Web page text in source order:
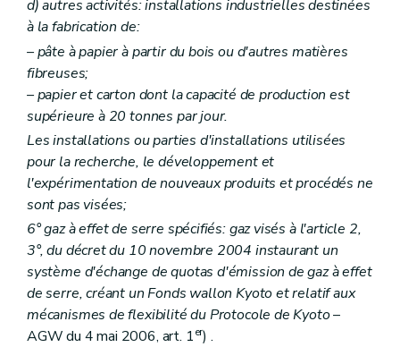
Art. 233
Art. 234
Art. 235
Art. 236
Art. 238
Art. 239
Art. 240
Art. 241
Art. 242
Art. 243
Art. 244
Art. 245
Art. 246
Art. 247
Art. 248
Art. 249
Art. 250
Art. 251
Art. 252
d) autres activités: installations industrielles destinées
à la fabrication de:
– pâte à papier à partir du bois ou d'autres matières
fibreuses;
– papier et carton dont la capacité de production est
supérieure à 20 tonnes par jour.
Les installations ou parties d'installations utilisées
pour la recherche, le développement et
l'expérimentation de nouveaux produits et procédés ne
sont pas visées;
6° gaz à effet de serre spécifiés: gaz visés à l'article 2,
3°, du décret du 10 novembre 2004 instaurant un
système d'échange de quotas d'émission de gaz à effet
de serre, créant un Fonds wallon Kyoto et relatif aux
mécanismes de flexibilité du Protocole de Kyoto–
AGW du 4 mai 2006, art. 1er) .